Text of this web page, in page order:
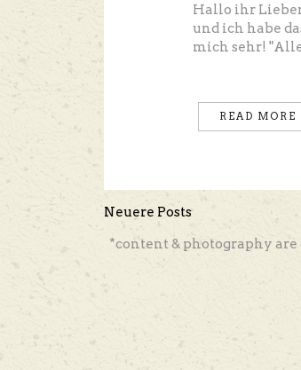
Hallo ihr
und ich habe
mich sehr!
READ MORE
Neuere Posts
*content & photography